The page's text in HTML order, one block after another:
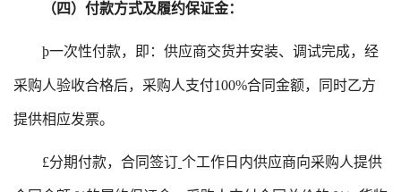
（四）付款方式及履约保证金：
þ一次性付款，即：供应商交货并安装、调试完成，经
采购人验收合格后，采购人支付100%合同金额，同时乙方
提供相应发票。
£分期付款，合同签订 个工作日内供应商向采购人提供